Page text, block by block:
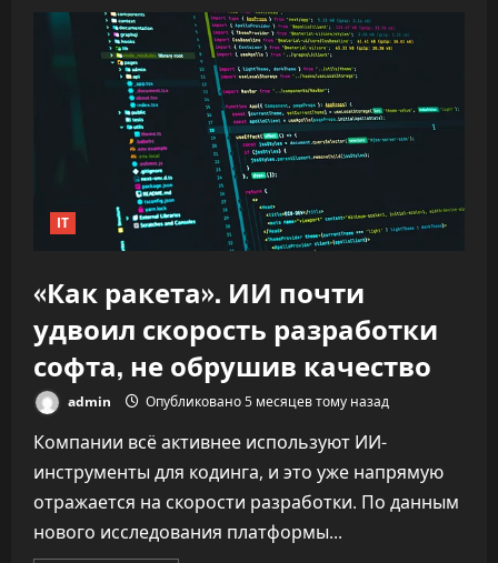
IT
«Как ракета». ИИ почти
удвоил скорость разработки
софта, не обрушив качество
admin Опубликовано 5 месяцев тому назад
Компании всё активнее используют ИИ-
инструменты для кодинга, и это уже напрямую
отражается на скорости разработки. По данным
нового исследования платформы...